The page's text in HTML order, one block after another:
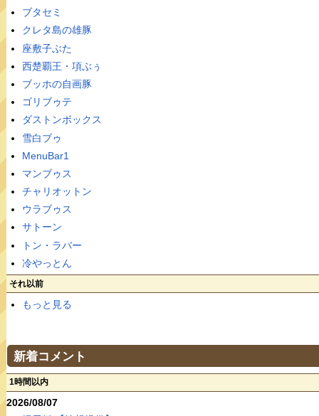
ブタセミ
クレタ島の雄豚
座敷子ぶた
西楚覇王・項ぶぅ
ブッホの自画豚
ゴリブゥテ
ダストンボックス
雪白ブゥ
MenuBar1
マンブゥス
チャリオットン
ウラブゥス
サトーン
トン・ラバー
冷やっとん
それ以前
もっと見る
新着コメント
1時間以内
2026/08/07